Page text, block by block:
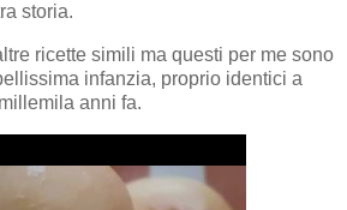
storia.
ricette simili ma questi per me sono
infanzia, proprio identici a
anni fa.